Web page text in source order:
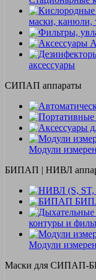
маски, канюли,
аксессуары
СИПАП аппараты
Модули
БИПАП | НИВЛ
контуры и
Модули
Маски для